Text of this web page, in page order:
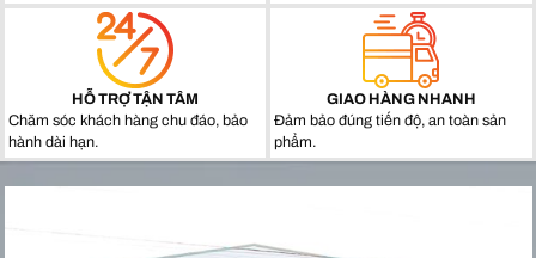
HỖ TRỢ TẬN TÂM
Chăm sóc khách hàng chu đáo, bảo
hành dài hạn.
GIAO HÀNG NHANH
Đảm bảo đúng tiến độ, an toàn sản
phẩm.